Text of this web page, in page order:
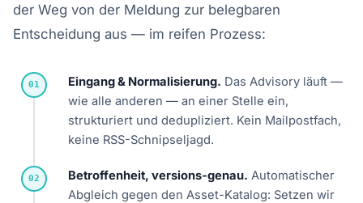
der Weg von der Meldung zur belegbaren
Entscheidung aus — im reifen Prozess:
01 Eingang & Normalisierung. Das Advisory läuft —
wie alle anderen — an einer Stelle ein,
strukturiert und dedupliziert. Kein Mailpostfach,
keine RSS-Schnipseljagd.
02 Betroffenheit, versions-genau. Automatischer
Abgleich gegen den Asset-Katalog: Setzen wir